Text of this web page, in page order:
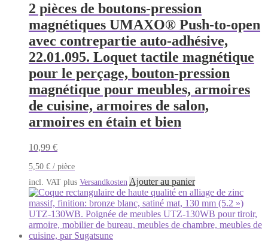
2 pièces de boutons-pression
magnétiques UMAXO® Push-to-open
avec contrepartie auto-adhésive,
22.01.095. Loquet tactile magnétique
pour le perçage, bouton-pression
magnétique pour meubles, armoires
de cuisine, armoires de salon,
armoires en étain et bien
10,99 €
5,50 € / pièce
incl. VAT plus Versandkosten Ajouter au panier